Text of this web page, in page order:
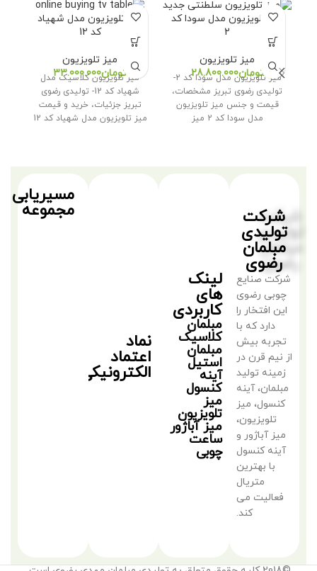
میز تلویزیون مدل سودا کد
2
میز تلویزیون
تومان
میز تلویزیون مدل سودا کد 2-
تولیدی رضوی تبریز مشخصات،
قیمت و جنس میز تلویزیون
مدل سودا کد 2 میز
میز تلویزیون مدل شهیاد
کد 12
میز تلویزیون
تومان
میز تلویزیون کلاسیک مدل
شهیاد کد 12- تولیدی رضوی
تبریز جزئیات، خرید و قیمت
میز تلویزیون مدل شهیاد کد 12
شرکت
تولیدی
مبلمان
رضوی
شرکت صنایع
چوبی رضوی
این افتخار را
دارد که با
تجربه بیش
از نیم قرن در
زمینه تولید
مبلمان، آینه
کنسول، میز
تلویزیون،
میز آباژور و
آینه کنسول
با بهترین
متریال
فعالیت می
کند.
لینک
های
کاربردی
مبلمان
کلاسیک
مبلمان
استیل
آینه
کنسول
میز
تلویزیون
میز آباژور
ساعت
چوبی
نماد
اعتماد
الکترونیکی
مسیریابی
مجموعه